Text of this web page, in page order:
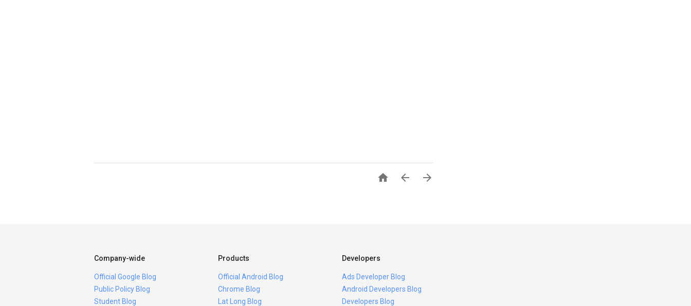
  
Company-wide
Official Google Blog
Public Policy Blog
Student Blog
Products
Official Android Blog
Chrome Blog
Lat Long Blog
Developers
Ads Developer Blog
Android Developers Blog
Developers Blog